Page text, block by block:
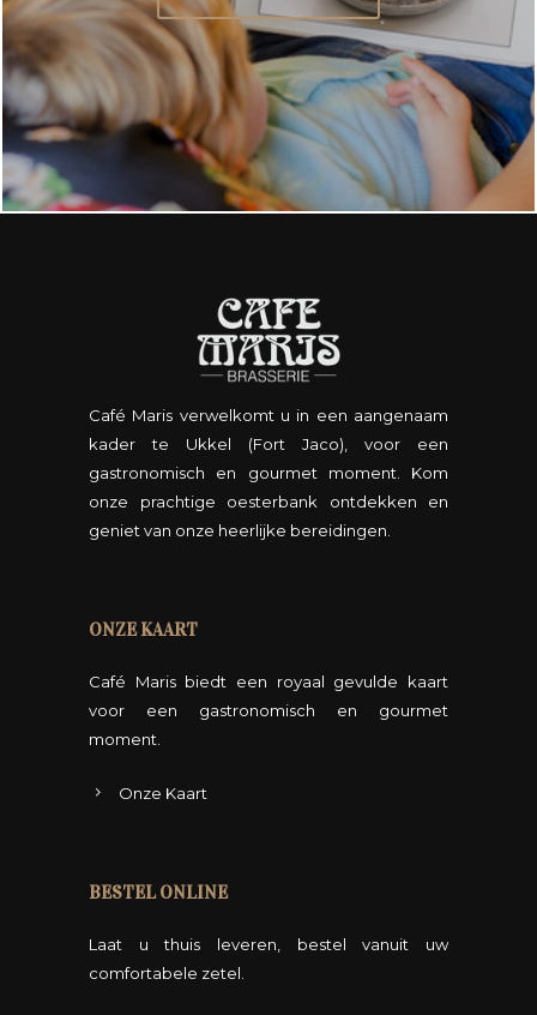
Café Maris verwelkomt u in een aangenaam
kader te Ukkel (Fort Jaco), voor een
gastronomisch en gourmet moment. Kom
onze prachtige oesterbank ontdekken en
geniet van onze heerlijke bereidingen.
ONZE KAART
Café Maris biedt een royaal gevulde kaart
voor een gastronomisch en gourmet
moment.
Onze Kaart
BESTEL ONLINE
Laat u thuis leveren, bestel vanuit uw
comfortabele zetel.